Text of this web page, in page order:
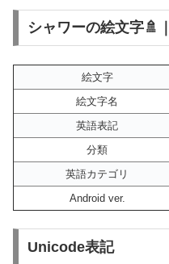
シャワーの絵文字🚿
絵文字
絵文字名
英語表記
分類
英語カテゴリ
Android ver.
Unicode表記